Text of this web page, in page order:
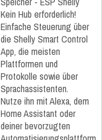
Kein Hub erforderlich!
Einfache Steuerung über
die Shelly Smart Control
App, die meisten
Plattformen und
Protokolle sowie über
Sprachassistenten.
Nutze ihn mit Alexa, dem
Home Assistant oder
deiner bevorzugten